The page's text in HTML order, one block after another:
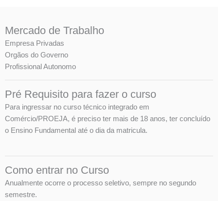
Mercado de Trabalho
Empresa Privadas
Orgãos do Governo
Profissional Autonomo
Pré Requisito para fazer o curso
Para ingressar no curso técnico integrado em
Comércio/PROEJA, é preciso ter mais de 18 anos, ter concluído
o Ensino Fundamental até o dia da matricula.
Como entrar no Curso
Anualmente ocorre o processo seletivo, sempre no segundo
semestre.